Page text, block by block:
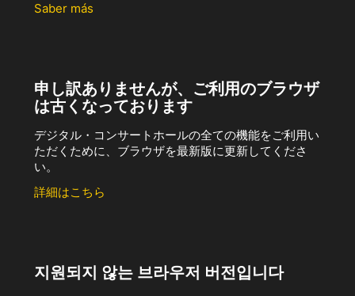
Saber más
申し訳ありませんが、ご利用のブラウザ
は古くなっております
デジタル・コンサートホールの全ての機能をご利用い
ただくために、ブラウザを最新版に更新してくださ
い。
詳細はこちら
지원되지 않는 브라우저 버전입니다